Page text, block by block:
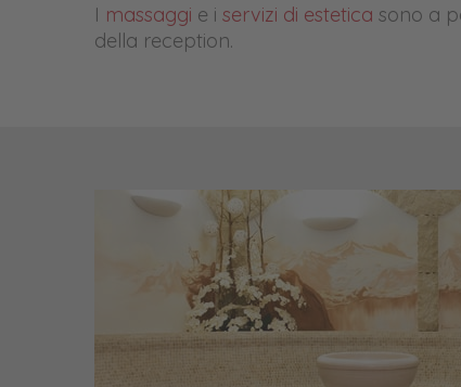
I massaggi e i servizi di estetica sono a
della reception.